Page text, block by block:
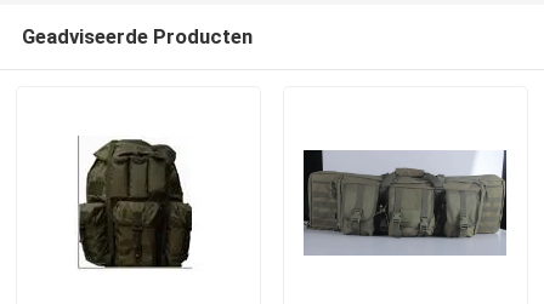
Geadviseerde Producten